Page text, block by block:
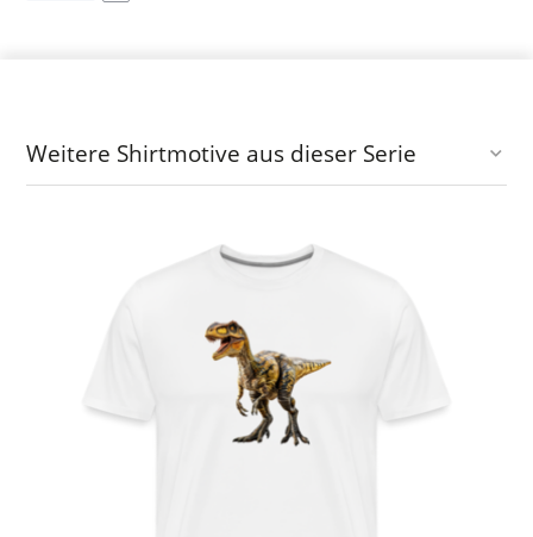
Weitere Shirtmotive aus dieser Serie